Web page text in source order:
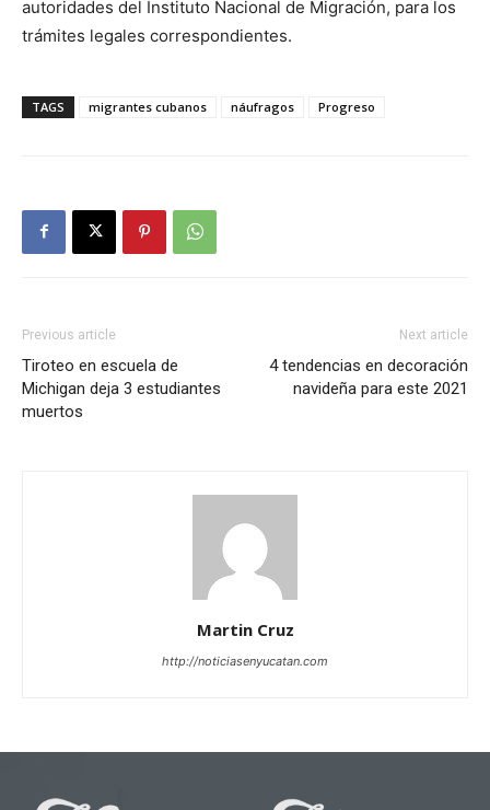
autoridades del Instituto Nacional de Migración, para los
trámites legales correspondientes.
TAGS migrantes cubanos náufragos Progreso
Previous article
Tiroteo en escuela de
Michigan deja 3 estudiantes
muertos
Next article
4 tendencias en decoración
navideña para este 2021
Martin Cruz
http://noticiasenyucatan.com